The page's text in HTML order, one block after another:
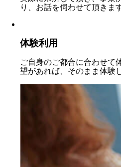
り、お話を伺わせて頂きま
体験利用
ご自身のご都合に合わせて
望があれば、そのまま体験